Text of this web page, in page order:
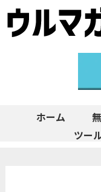
ホーム
ツー